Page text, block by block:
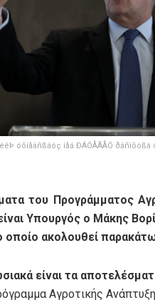
óõíåäñßáóç íåá ÐÁÓÅÃÅÓ
του Προγράμματος
Υπουργός ο Μάκης
οποίο ακολουθεί
είναι τα
Αγροτικής